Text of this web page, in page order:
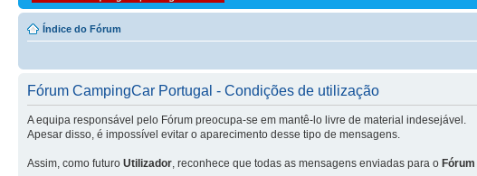
Índice do Fórum
Fórum CampingCar Portugal - Condições de utilização
A equipa responsável pelo Fórum preocupa-se em mantê-lo livre de material indesejável.
Apesar disso, é impossível evitar o aparecimento desse tipo de mensagens.
Assim, como futuro Utilizador, reconhece que todas as mensagens enviadas para o Fórum